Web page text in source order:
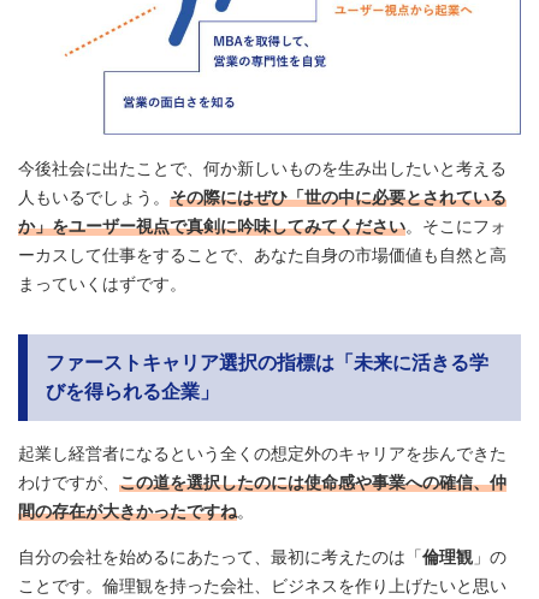
今後社会に出たことで、何か新しいものを生み出したいと考える
人もいるでしょう。 その際にはぜひ「世の中に必要とされている
か」をユーザー視点で真剣に吟味してみてください。そこにフォ
ーカスして仕事をすることで、あなた自身の市場価値も自然と高
まっていくはずです。
ファーストキャリア選択の指標は「未来に活きる学
びを得られる企業」
起業し経営者になるという全くの想定外のキャリアを歩んできた
わけですが、 この道を選択したのには使命感や事業への確信、仲
間の存在が大きかったですね。
自分の会社を始めるにあたって、最初に考えたのは「倫理観 」の
ことです。倫理観を持った会社、ビジネスを作り上げたいと思い